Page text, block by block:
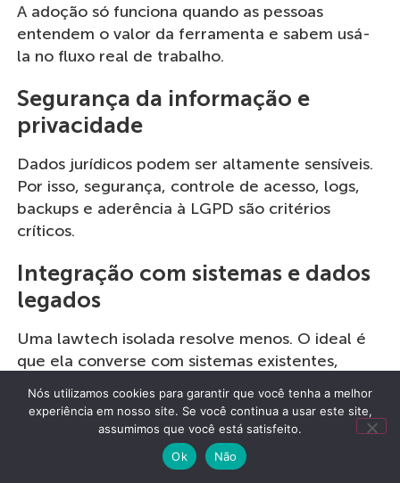
A adoção só funciona quando as pessoas
entendem o valor da ferramenta e sabem usá-
la no fluxo real de trabalho.
Segurança da informação e
privacidade
Dados jurídicos podem ser altamente sensíveis.
Por isso, segurança, controle de acesso, logs,
backups e aderência à LGPD são critérios
críticos.
Integração com sistemas e dados
legados
Uma lawtech isolada resolve menos. O ideal é
que ela converse com sistemas existentes,
reduza retrabalho e permita migração segura
de dados.
Como escolher a melhor
Nós utilizamos cookies para garantir que você tenha a melhor
experiência em nosso site. Se você continua a usar este site,
assumimos que você está satisfeito.
Ok
Não